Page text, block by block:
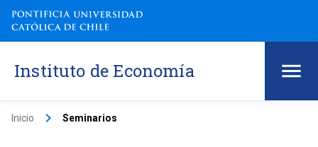
Instituto de Economía
Inicio keyboard_arrow_right Seminarios